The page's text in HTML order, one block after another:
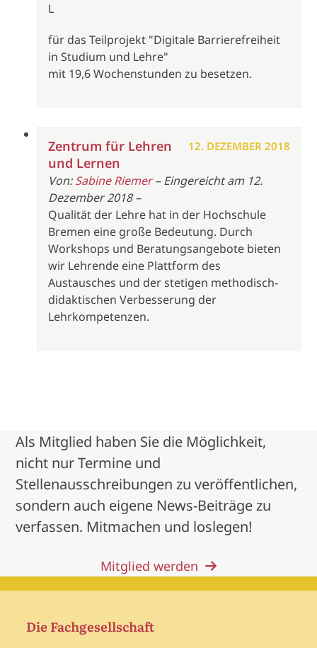
L
für das Teilprojekt "Digitale Barrierefreiheit
in Studium und Lehre"
mit 19,6 Wochenstunden zu besetzen.
12. DEZEMBER 2018
Zentrum für Lehren
und Lernen
Von:Sabine Riemer– Eingereicht am 12.
Dezember 2018 –
Qualität der Lehre hat in der Hochschule
Bremen eine große Bedeutung. Durch
Workshops und Beratungsangebote bieten
wir Lehrende eine Plattform des
Austausches und der stetigen methodisch-
didaktischen Verbesserung der
Lehrkompetenzen.
Als Mitglied haben Sie die Möglichkeit,
nicht nur Termine und
Stellenausschreibungen zu veröffentlichen,
sondern auch eigene News-Beiträge zu
verfassen. Mitmachen und loslegen!
Mitglied werden
Die Fachgesellschaft